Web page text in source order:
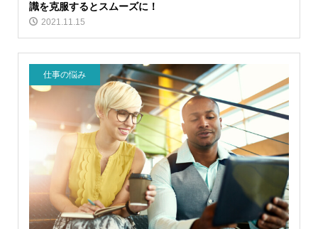
識を克服するとスムーズに！
2021.11.15
仕事の悩み